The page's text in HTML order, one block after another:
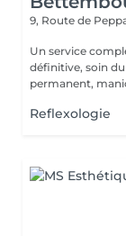
9, Route de
Un service
définitive, soin
permanent,
Reflexologie